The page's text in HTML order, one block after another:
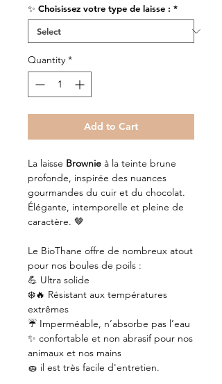
✨ Choisissez votre type de laisse : *
Quantity *
Add to Cart
La laisse Brownie à la teinte brune
profonde, inspirée des nuances
gourmandes du cuir et du chocolat.
Élégante, intemporelle et pleine de
caractère. 🤎
Le BioThane offre de nombreux atout
pour nos boules de poils :
💪 Ultra solide
❄️🔥 Résistant aux températures
extrêmes
☔️ Imperméable, n’absorbe pas l’eau
✨ confortable et non abrasif pour nos
animaux et nos mains
🧽 il est très facile d'entretien.